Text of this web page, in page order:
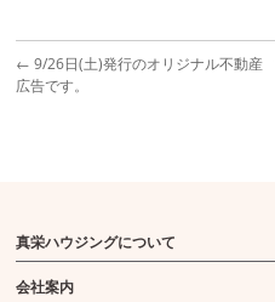
← 9/26日(土)発行のオリジナル不動産
広告です。
真栄ハウジングについて
会社案内